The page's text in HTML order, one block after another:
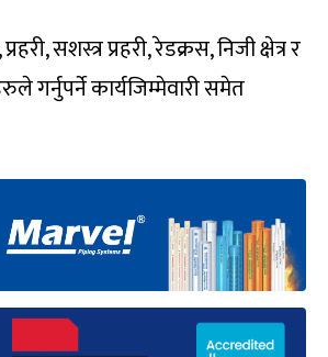
सशस्त्र प्रहरी, रेडक्रस, निजी क्षेत्र र
गर्नुपर्ने कार्यजिम्मेवारी समेत